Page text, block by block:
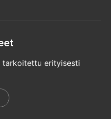
tarkoitettu erityisesti